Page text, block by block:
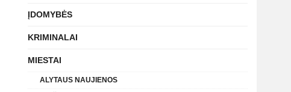
ĮDOMYBĖS
KRIMINALAI
MIESTAI
ALYTAUS NAUJIENOS